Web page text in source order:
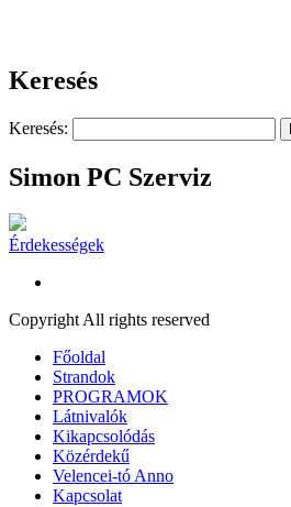
Keresés
Keresés:
Simon PC Szerviz
Érdekességek
Copyright All rights reserved
Főoldal
Strandok
PROGRAMOK
Látnivalók
Kikapcsolódás
Közérdekű
Velencei-tó Anno
Kapcsolat